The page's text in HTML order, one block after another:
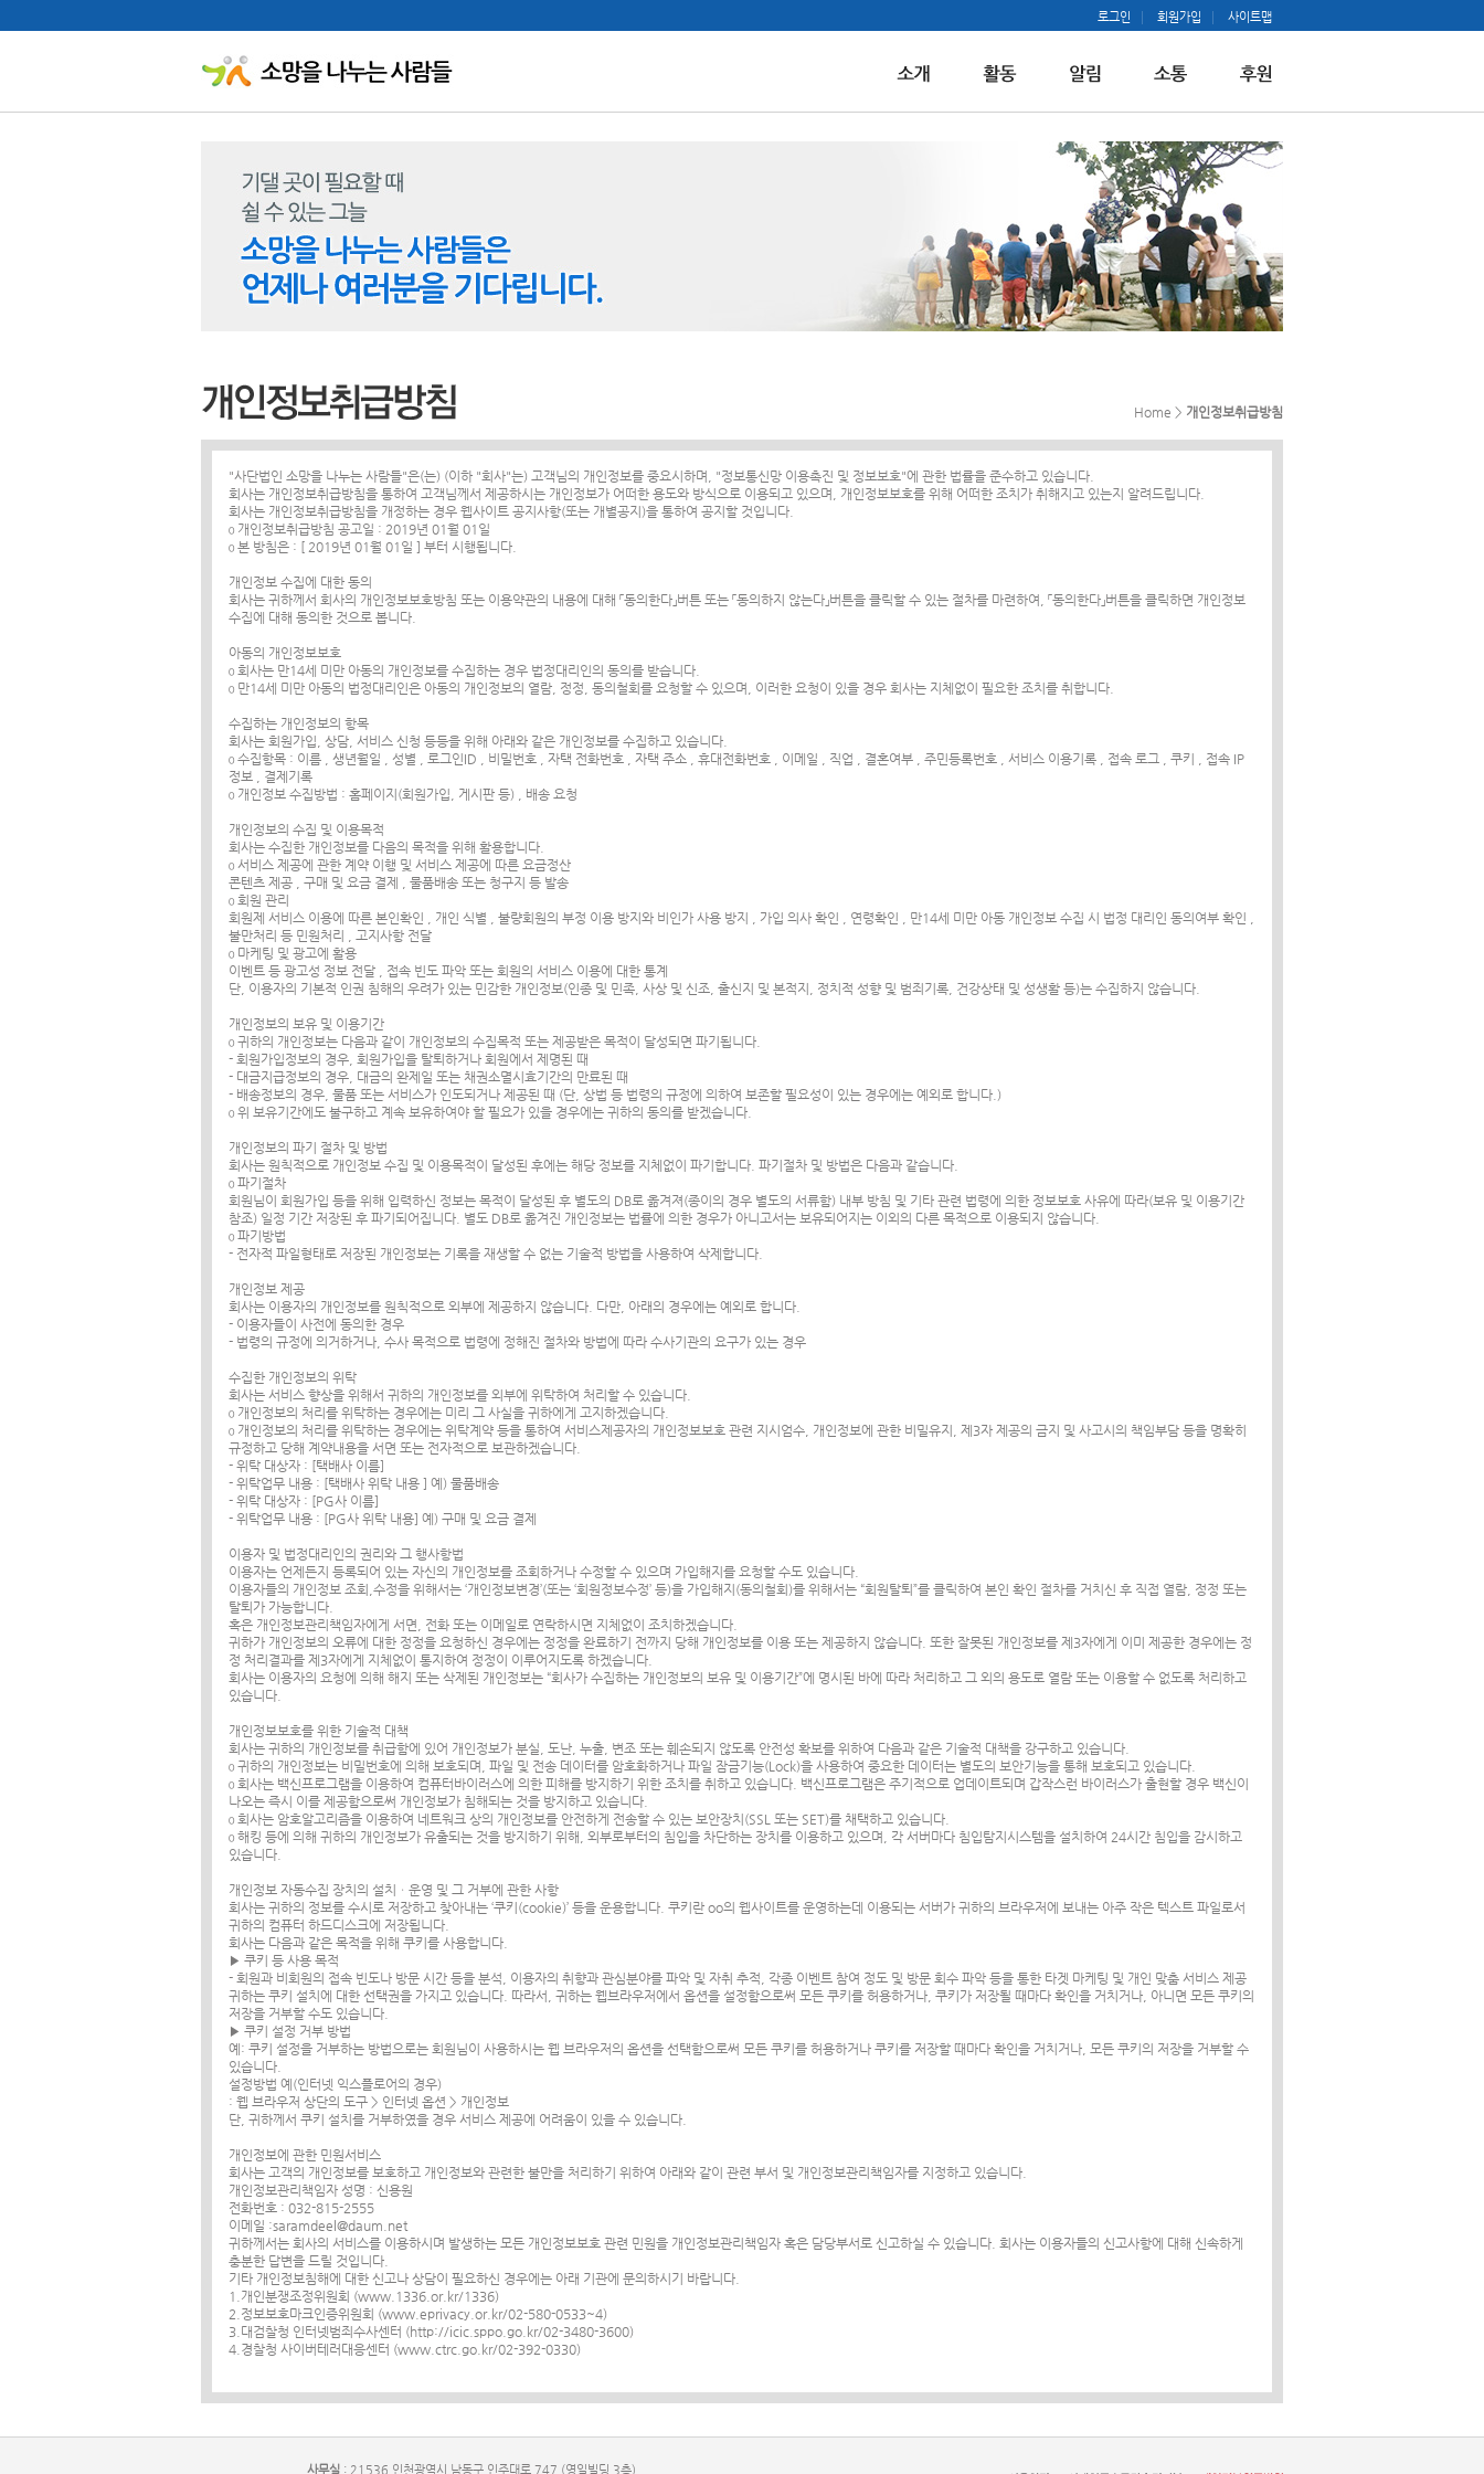
로그인 회원가입 사이트맵
Home > 개인정보취급방침
"사단법인 소망을 나누는 사람들"은(는) (이하 "회사"는) 고객님의 개인정보를 중요시하며, "정보통신망 이용촉진 및 정보보호"에 관한 법률을 준수하고 있습니다.
회사는 개인정보취급방침을 통하여 고객님께서 제공하시는 개인정보가 어떠한 용도와 방식으로 이용되고 있으며, 개인정보보호를 위해 어떠한 조치가 취해지고 있는지 알려드립니다.
회사는 개인정보취급방침을 개정하는 경우 웹사이트 공지사항(또는 개별공지)을 통하여 공지할 것입니다.
ο 개인정보취급방침 공고일 : 2019년 01월 01일
ο 본 방침은 : [ 2019년 01월 01일 ] 부터 시행됩니다.
개인정보 수집에 대한 동의
회사는 귀하께서 회사의 개인정보보호방침 또는 이용약관의 내용에 대해 「동의한다」버튼 또는 「동의하지 않는다」버튼을 클릭할 수 있는 절차를 마련하여, 「동의한다」버튼을 클릭하면 개인정보
수집에 대해 동의한 것으로 봅니다.
아동의 개인정보보호
ο 회사는 만14세 미만 아동의 개인정보를 수집하는 경우 법정대리인의 동의를 받습니다.
ο 만14세 미만 아동의 법정대리인은 아동의 개인정보의 열람, 정정, 동의철회를 요청할 수 있으며, 이러한 요청이 있을 경우 회사는 지체없이 필요한 조치를 취합니다.
수집하는 개인정보의 항목
회사는 회원가입, 상담, 서비스 신청 등등을 위해 아래와 같은 개인정보를 수집하고 있습니다.
ο 수집항목 : 이름 , 생년월일 , 성별 , 로그인ID , 비밀번호 , 자택 전화번호 , 자택 주소 , 휴대전화번호 , 이메일 , 직업 , 결혼여부 , 주민등록번호 , 서비스 이용기록 , 접속 로그 , 쿠키 , 접속 IP
정보 , 결제기록
ο 개인정보 수집방법 : 홈페이지(회원가입, 게시판 등) , 배송 요청
개인정보의 수집 및 이용목적
회사는 수집한 개인정보를 다음의 목적을 위해 활용합니다.
ο 서비스 제공에 관한 계약 이행 및 서비스 제공에 따른 요금정산
콘텐츠 제공 , 구매 및 요금 결제 , 물품배송 또는 청구지 등 발송
ο 회원 관리
회원제 서비스 이용에 따른 본인확인 , 개인 식별 , 불량회원의 부정 이용 방지와 비인가 사용 방지 , 가입 의사 확인 , 연령확인 , 만14세 미만 아동 개인정보 수집 시 법정 대리인 동의여부 확인 ,
불만처리 등 민원처리 , 고지사항 전달
ο 마케팅 및 광고에 활용
이벤트 등 광고성 정보 전달 , 접속 빈도 파악 또는 회원의 서비스 이용에 대한 통계
단, 이용자의 기본적 인권 침해의 우려가 있는 민감한 개인정보(인종 및 민족, 사상 및 신조, 출신지 및 본적지, 정치적 성향 및 범죄기록, 건강상태 및 성생활 등)는 수집하지 않습니다.
개인정보의 보유 및 이용기간
ο 귀하의 개인정보는 다음과 같이 개인정보의 수집목적 또는 제공받은 목적이 달성되면 파기됩니다.
- 회원가입정보의 경우, 회원가입을 탈퇴하거나 회원에서 제명된 때
- 대금지급정보의 경우, 대금의 완제일 또는 채권소멸시효기간의 만료된 때
- 배송정보의 경우, 물품 또는 서비스가 인도되거나 제공된 때 (단, 상법 등 법령의 규정에 의하여 보존할 필요성이 있는 경우에는 예외로 합니다.)
ο 위 보유기간에도 불구하고 계속 보유하여야 할 필요가 있을 경우에는 귀하의 동의를 받겠습니다.
개인정보의 파기 절차 및 방법
회사는 원칙적으로 개인정보 수집 및 이용목적이 달성된 후에는 해당 정보를 지체없이 파기합니다. 파기절차 및 방법은 다음과 같습니다.
ο 파기절차
회원님이 회원가입 등을 위해 입력하신 정보는 목적이 달성된 후 별도의 DB로 옮겨져(종이의 경우 별도의 서류함) 내부 방침 및 기타 관련 법령에 의한 정보보호 사유에 따라(보유 및 이용기간
참조) 일정 기간 저장된 후 파기되어집니다. 별도 DB로 옮겨진 개인정보는 법률에 의한 경우가 아니고서는 보유되어지는 이외의 다른 목적으로 이용되지 않습니다.
ο 파기방법
- 전자적 파일형태로 저장된 개인정보는 기록을 재생할 수 없는 기술적 방법을 사용하여 삭제합니다.
개인정보 제공
회사는 이용자의 개인정보를 원칙적으로 외부에 제공하지 않습니다. 다만, 아래의 경우에는 예외로 합니다.
- 이용자들이 사전에 동의한 경우
- 법령의 규정에 의거하거나, 수사 목적으로 법령에 정해진 절차와 방법에 따라 수사기관의 요구가 있는 경우
수집한 개인정보의 위탁
회사는 서비스 향상을 위해서 귀하의 개인정보를 외부에 위탁하여 처리할 수 있습니다.
ο 개인정보의 처리를 위탁하는 경우에는 미리 그 사실을 귀하에게 고지하겠습니다.
ο 개인정보의 처리를 위탁하는 경우에는 위탁계약 등을 통하여 서비스제공자의 개인정보보호 관련 지시엄수, 개인정보에 관한 비밀유지, 제3자 제공의 금지 및 사고시의 책임부담 등을 명확히
규정하고 당해 계약내용을 서면 또는 전자적으로 보관하겠습니다.
- 위탁 대상자 : [택배사 이름]
- 위탁업무 내용 : [택배사 위탁 내용 ] 예) 물품배송
- 위탁 대상자 : [PG사 이름]
- 위탁업무 내용 : [PG사 위탁 내용] 예) 구매 및 요금 결제
이용자 및 법정대리인의 권리와 그 행사항법
이용자는 언제든지 등록되어 있는 자신의 개인정보를 조회하거나 수정할 수 있으며 가입해지를 요청할 수도 있습니다.
이용자들의 개인정보 조회,수정을 위해서는 ‘개인정보변경’(또는 ‘회원정보수정’ 등)을 가입해지(동의철회)를 위해서는 “회원탈퇴”를 클릭하여 본인 확인 절차를 거치신 후 직접 열람, 정정 또는
탈퇴가 가능합니다.
혹은 개인정보관리책임자에게 서면, 전화 또는 이메일로 연락하시면 지체없이 조치하겠습니다.
귀하가 개인정보의 오류에 대한 정정을 요청하신 경우에는 정정을 완료하기 전까지 당해 개인정보를 이용 또는 제공하지 않습니다. 또한 잘못된 개인정보를 제3자에게 이미 제공한 경우에는 정
정 처리결과를 제3자에게 지체없이 통지하여 정정이 이루어지도록 하겠습니다.
회사는 이용자의 요청에 의해 해지 또는 삭제된 개인정보는 “회사가 수집하는 개인정보의 보유 및 이용기간”에 명시된 바에 따라 처리하고 그 외의 용도로 열람 또는 이용할 수 없도록 처리하고
있습니다.
개인정보보호를 위한 기술적 대책
회사는 귀하의 개인정보를 취급함에 있어 개인정보가 분실, 도난, 누출, 변조 또는 훼손되지 않도록 안전성 확보를 위하여 다음과 같은 기술적 대책을 강구하고 있습니다.
ο 귀하의 개인정보는 비밀번호에 의해 보호되며, 파일 및 전송 데이터를 암호화하거나 파일 잠금기능(Lock)을 사용하여 중요한 데이터는 별도의 보안기능을 통해 보호되고 있습니다.
ο 회사는 백신프로그램을 이용하여 컴퓨터바이러스에 의한 피해를 방지하기 위한 조치를 취하고 있습니다. 백신프로그램은 주기적으로 업데이트되며 갑작스런 바이러스가 출현할 경우 백신이
나오는 즉시 이를 제공함으로써 개인정보가 침해되는 것을 방지하고 있습니다.
ο 회사는 암호알고리즘을 이용하여 네트워크 상의 개인정보를 안전하게 전송할 수 있는 보안장치(SSL 또는 SET)를 채택하고 있습니다.
ο 해킹 등에 의해 귀하의 개인정보가 유출되는 것을 방지하기 위해, 외부로부터의 침입을 차단하는 장치를 이용하고 있으며, 각 서버마다 침입탐지시스템을 설치하여 24시간 침입을 감시하고
있습니다.
개인정보 자동수집 장치의 설치ㆍ운영 및 그 거부에 관한 사항
회사는 귀하의 정보를 수시로 저장하고 찾아내는 ‘쿠키(cookie)’ 등을 운용합니다. 쿠키란 oo의 웹사이트를 운영하는데 이용되는 서버가 귀하의 브라우저에 보내는 아주 작은 텍스트 파일로서
귀하의 컴퓨터 하드디스크에 저장됩니다.
회사는 다음과 같은 목적을 위해 쿠키를 사용합니다.
▶ 쿠키 등 사용 목적
- 회원과 비회원의 접속 빈도나 방문 시간 등을 분석, 이용자의 취향과 관심분야를 파악 및 자취 추적, 각종 이벤트 참여 정도 및 방문 회수 파악 등을 통한 타겟 마케팅 및 개인 맞춤 서비스 제공
귀하는 쿠키 설치에 대한 선택권을 가지고 있습니다. 따라서, 귀하는 웹브라우저에서 옵션을 설정함으로써 모든 쿠키를 허용하거나, 쿠키가 저장될 때마다 확인을 거치거나, 아니면 모든 쿠키의
저장을 거부할 수도 있습니다.
▶ 쿠키 설정 거부 방법
예: 쿠키 설정을 거부하는 방법으로는 회원님이 사용하시는 웹 브라우저의 옵션을 선택함으로써 모든 쿠키를 허용하거나 쿠키를 저장할 때마다 확인을 거치거나, 모든 쿠키의 저장을 거부할 수
있습니다.
설정방법 예(인터넷 익스플로어의 경우)
: 웹 브라우저 상단의 도구 > 인터넷 옵션 > 개인정보
단, 귀하께서 쿠키 설치를 거부하였을 경우 서비스 제공에 어려움이 있을 수 있습니다.
개인정보에 관한 민원서비스
회사는 고객의 개인정보를 보호하고 개인정보와 관련한 불만을 처리하기 위하여 아래와 같이 관련 부서 및 개인정보관리책임자를 지정하고 있습니다.
개인정보관리책임자 성명 : 신용원
전화번호 : 032-815-2555
이메일 :saramdeel@daum.net
귀하께서는 회사의 서비스를 이용하시며 발생하는 모든 개인정보보호 관련 민원을 개인정보관리책임자 혹은 담당부서로 신고하실 수 있습니다. 회사는 이용자들의 신고사항에 대해 신속하게
충분한 답변을 드릴 것입니다.
기타 개인정보침해에 대한 신고나 상담이 필요하신 경우에는 아래 기관에 문의하시기 바랍니다.
1.개인분쟁조정위원회 (www.1336.or.kr/1336)
2.정보보호마크인증위원회 (www.eprivacy.or.kr/02-580-0533~4)
3.대검찰청 인터넷범죄수사센터 (http://icic.sppo.go.kr/02-3480-3600)
4.경찰청 사이버테러대응센터 (www.ctrc.go.kr/02-392-0330)
사무실 : 21536 인천광역시 남동구 인주대로 747 (영일빌딩 3층)